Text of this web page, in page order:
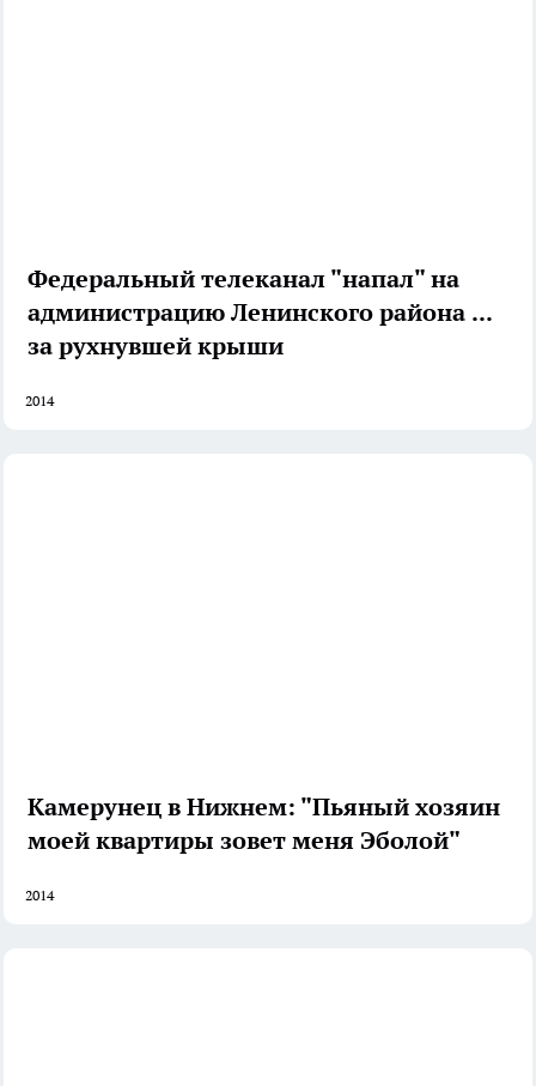
Федеральный телеканал "напал" на
администрацию Ленинского района из-
за рухнувшей крыши
2014
Камерунец в Нижнем: "Пьяный хозяин
моей квартиры зовет меня Эболой"
2014